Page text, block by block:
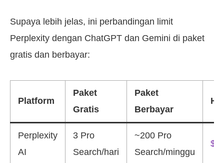
Supaya lebih jelas, ini perbandingan limit
Perplexity dengan ChatGPT dan Gemini di paket
gratis dan berbayar:
Platform
Paket
Gratis
Paket
Berbayar
Perplexity
AI
3 Pro
Search/hari
~200 Pro
Search/minggu